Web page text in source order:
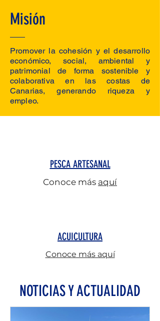
Misión
Promover la cohesión y el desarrollo
económico, social, ambiental y
patrimonial de forma sostenible y
colaborativa en las costas de
Canarias, generando riqueza y
empleo.
PESCA ARTESANAL
Conoce más aquí
ACUICULTURA
Conoce más aquí
NOTICIAS Y ACTUALIDAD